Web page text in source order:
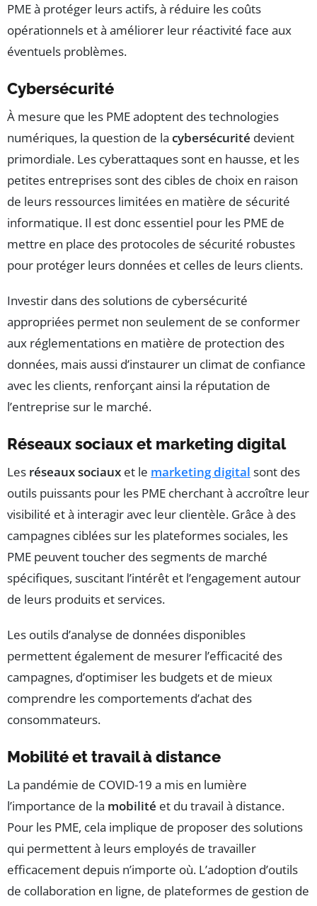
PME à protéger leurs actifs, à réduire les coûts
opérationnels et à améliorer leur réactivité face aux
éventuels problèmes.
Cybersécurité
À mesure que les PME adoptent des technologies
numériques, la question de la cybersécurité devient
primordiale. Les cyberattaques sont en hausse, et les
petites entreprises sont des cibles de choix en raison
de leurs ressources limitées en matière de sécurité
informatique. Il est donc essentiel pour les PME de
mettre en place des protocoles de sécurité robustes
pour protéger leurs données et celles de leurs clients.
Investir dans des solutions de cybersécurité
appropriées permet non seulement de se conformer
aux réglementations en matière de protection des
données, mais aussi d’instaurer un climat de confiance
avec les clients, renforçant ainsi la réputation de
l’entreprise sur le marché.
Réseaux sociaux et marketing digital
Les réseaux sociaux et le marketing digital sont des
outils puissants pour les PME cherchant à accroître leur
visibilité et à interagir avec leur clientèle. Grâce à des
campagnes ciblées sur les plateformes sociales, les
PME peuvent toucher des segments de marché
spécifiques, suscitant l’intérêt et l’engagement autour
de leurs produits et services.
Les outils d’analyse de données disponibles
permettent également de mesurer l’efficacité des
campagnes, d’optimiser les budgets et de mieux
comprendre les comportements d’achat des
consommateurs.
Mobilité et travail à distance
La pandémie de COVID-19 a mis en lumière
l’importance de la mobilité et du travail à distance.
Pour les PME, cela implique de proposer des solutions
qui permettent à leurs employés de travailler
efficacement depuis n’importe où. L’adoption d’outils
de collaboration en ligne, de plateformes de gestion de